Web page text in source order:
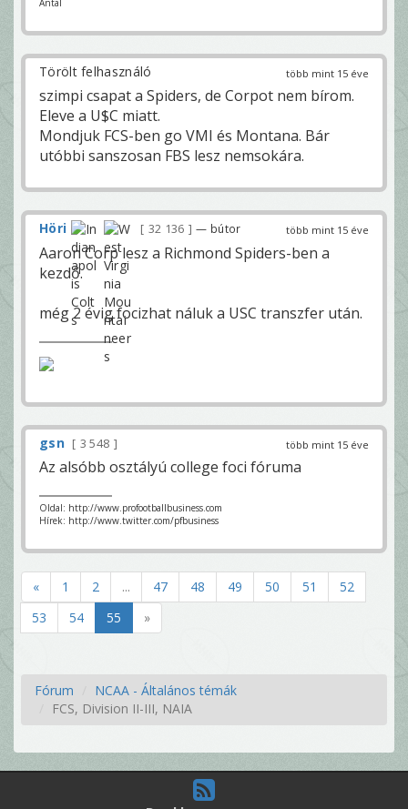
több mint 15 éve
Törölt felhasználó
szimpi csapat a Spiders, de Corpot nem bírom.
Eleve a U$C miatt.
Mondjuk FCS-ben go VMI és Montana. Bár
utóbbi sanszosan FBS lesz nemsokára.
több mint 15 éve
Höri 32 136 — bútor
Aaron Corp lesz a Richmond Spiders-ben a
kezdő.
még 2 évig focizhat náluk a USC transzfer után.
több mint 15 éve
gsn 3 548
Az alsóbb osztályú college foci fóruma
Oldal: http://www.profootballbusiness.com
Hírek: http://www.twitter.com/pfbusiness
« 1 2 ... 47 48 49 50 51
52
53
54 55 »
Fórum
NCAA - Általános témák
FCS, Division II-III, NAIA